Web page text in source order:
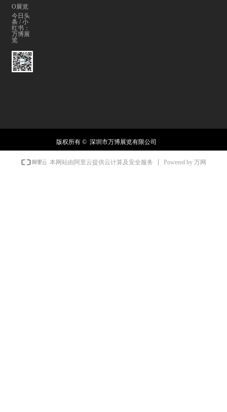
O展览
今日头
条 / 小
红书：
万博展
览
版权所有 © 深圳市万博展览有限公司
本网站由阿里云提供云计算及安全服务 Powered by 万网